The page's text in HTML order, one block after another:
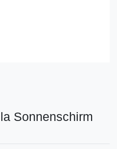
Sonnenschirm